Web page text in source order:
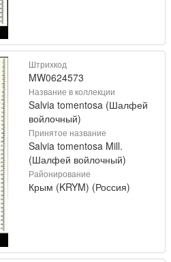
Штрихкод
MW0624573
Название в коллекции
Salvia tomentosa (Шалфей
войлочный)
Принятое название
Salvia tomentosa Mill.
(Шалфей войлочный)
Районирование
Крым (KRYM) (Россия)